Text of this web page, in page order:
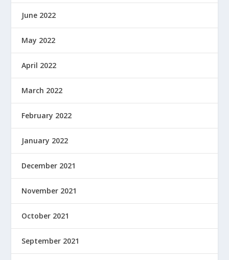
June 2022
May 2022
April 2022
March 2022
February 2022
January 2022
December 2021
November 2021
October 2021
September 2021